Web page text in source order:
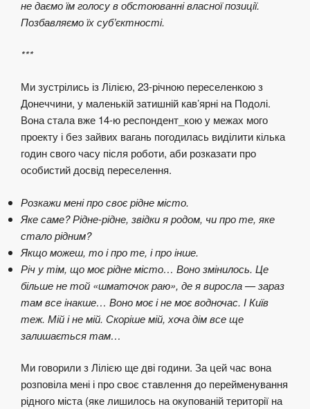
не даємо їм голосу в обстоюванні власної позиції.
Позбавляємо їх суб’єктності.
***
Ми зустрілись із Лілією, 23-річною переселенкою з
Донеччини, у маленькій затишній кав’ярні на Подолі.
Вона стала вже 14-ю респондент_кою у межах мого
проекту і без зайвих вагань погодилась виділити кілька
годин свого часу після роботи, аби розказати про
особистий досвід переселення.
Розкажи мені про своє рідне місто.
Яке саме? Рідне-рідне, звідки я родом, чи про те, яке
стало рідним?
Якщо можеш, то і про те, і про інше.
Річ у тім, що моє рідне місто… Воно змінилось. Це
більше не той «шматочок раю», де я виросла — зараз
там все інакше… Воно моє і не моє водночас. І Київ
теж. Мій і не мій. Скоріше мій, хоча дім все ще
залишається там…
Ми говорили з Лілією ще дві години. За цей час вона
розповіла мені і про своє ставлення до перейменування
рідного міста (яке лишилось на окупованій території на